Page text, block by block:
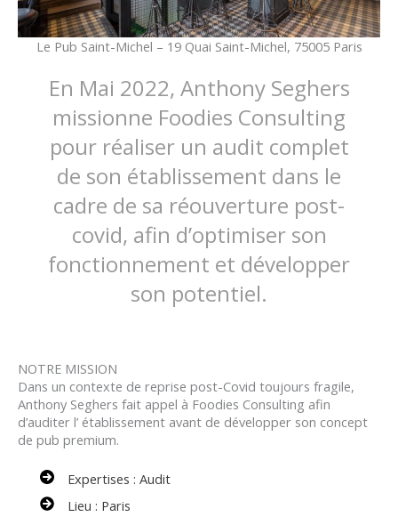
Le Pub Saint-Michel – 19 Quai Saint-Michel, 75005 Paris
En Mai 2022, Anthony Seghers
missionne Foodies Consulting
pour réaliser un audit complet
de son établissement dans le
cadre de sa réouverture post-
covid, afin d’optimiser son
fonctionnement et développer
son potentiel.
NOTRE MISSION
Dans un contexte de reprise post-Covid toujours fragile,
Anthony Seghers fait appel à Foodies Consulting afin
d’auditer l’ établissement avant de développer son concept
de pub premium.
Expertises : Audit
Lieu : Paris